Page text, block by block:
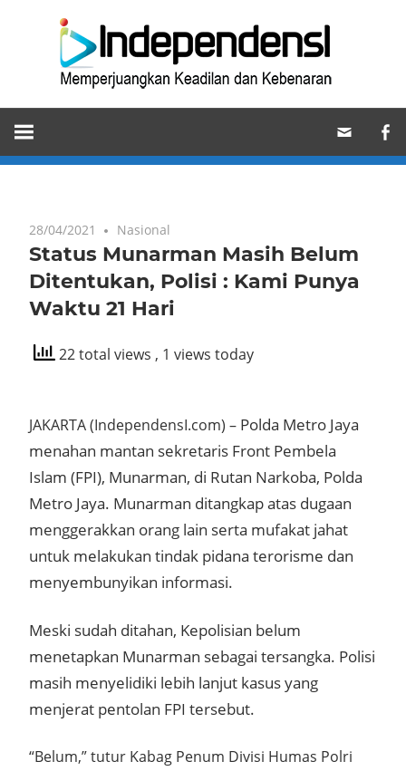
Memperjuangkan
Keadilan
dan
28/04/2021 Nasional
Status Munarman Masih Belum
Ditentukan, Polisi : Kami Punya
Waktu 21 Hari
22 total views , 1 views today
JAKARTA (IndependensI.com) – Polda Metro Jaya
menahan mantan sekretaris Front Pembela
Islam (FPI), Munarman, di Rutan Narkoba, Polda
Metro Jaya. Munarman ditangkap atas dugaan
menggerakkan orang lain serta mufakat jahat
untuk melakukan tindak pidana terorisme dan
menyembunyikan informasi.
Meski sudah ditahan, Kepolisian belum
menetapkan Munarman sebagai tersangka. Polisi
masih menyelidiki lebih lanjut kasus yang
menjerat pentolan FPI tersebut.
“Belum,” tutur Kabag Penum Divisi Humas Polri